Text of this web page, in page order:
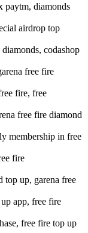
paytm, diamonds
airdrop top
codashop
free fire
fire, free
free fire diamond
membership in free
fire
top up, garena free
app, free fire
free fire top up